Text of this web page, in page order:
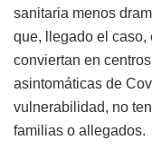
sanitaria menos
que, llegado el caso,
conviertan en
asintomáticas de
vulnerabilidad, no
familias o allegados.